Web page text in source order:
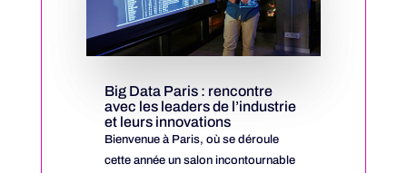
Big Data Paris : rencontre
avec les leaders de l’industrie
et leurs innovations
Bienvenue à Paris, où se déroule
cette année un salon incontournable